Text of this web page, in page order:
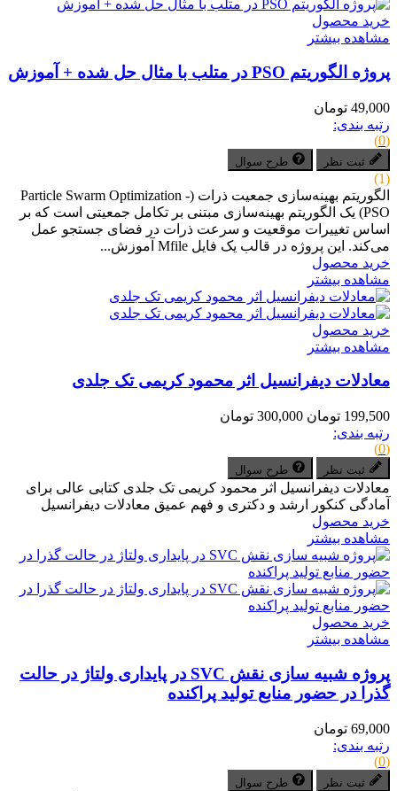
خرید محصول
مشاهده بیشتر
پروژه الگوریتم PSO در متلب با مثال حل شده + آموزش
49,000 تومان
رتبه بندی:
(0)
ثبت نظر طرح سوال
(1)
الگوریتم بهینه‌سازی جمعیت ذرات (Particle Swarm Optimization -
PSO) یک الگوریتم بهینه‌سازی مبتنی بر تکامل جمعیتی است که بر
اساس تغییرات موقعیت و سرعت ذرات در فضای جستجو عمل
می‌کند. این پروژه در قالب یک فایل Mfile آموزش...
خرید محصول
مشاهده بیشتر
خرید محصول
مشاهده بیشتر
معادلات دیفرانسیل اثر محمود کریمی تک جلدی
199,500 تومان
300,000 تومان
رتبه بندی:
(0)
ثبت نظر طرح سوال
معادلات دیفرانسیل اثر محمود کریمی تک جلدی کتابی عالی برای
آمادگی کنکور ارشد و دکتری و فهم عمیق معادلات دیفرانسیل
خرید محصول
مشاهده بیشتر
خرید محصول
مشاهده بیشتر
پروژه شبیه سازی نقش SVC در پایداری ولتاژ در حالت
گذرا در حضور منابع تولید پراکنده
69,000 تومان
رتبه بندی:
(0)
ثبت نظر طرح سوال